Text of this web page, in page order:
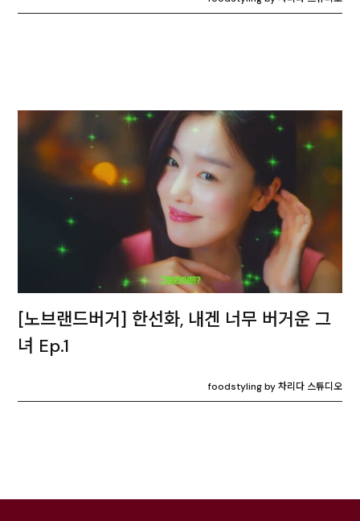
[노브랜드버거] 한선화, 내겐 너무 버거운 그
녀 Ep.1
foodstyling by 차리다 스튜디오